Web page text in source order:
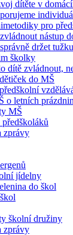
dítěte v
pro
nástup
držet tužku
školky
dítě zvládnout,
do MŠ
o letních
MŠ
zprávy
jídelny
do škol
školní družiny
zprávy